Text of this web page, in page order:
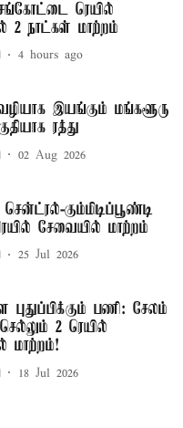
ரெயில்
2 நாட்கள் மாற்றம்
4 hours ago
இயங்கும் மங்களூரு
ரத்து
02 Aug 2026
கும்மிடிப்பூண்டி
சேவையில் மாற்றம்
25 Jul 2026
பணி: சேலம்
2 ரெயில்
மாற்றம்!
18 Jul 2026